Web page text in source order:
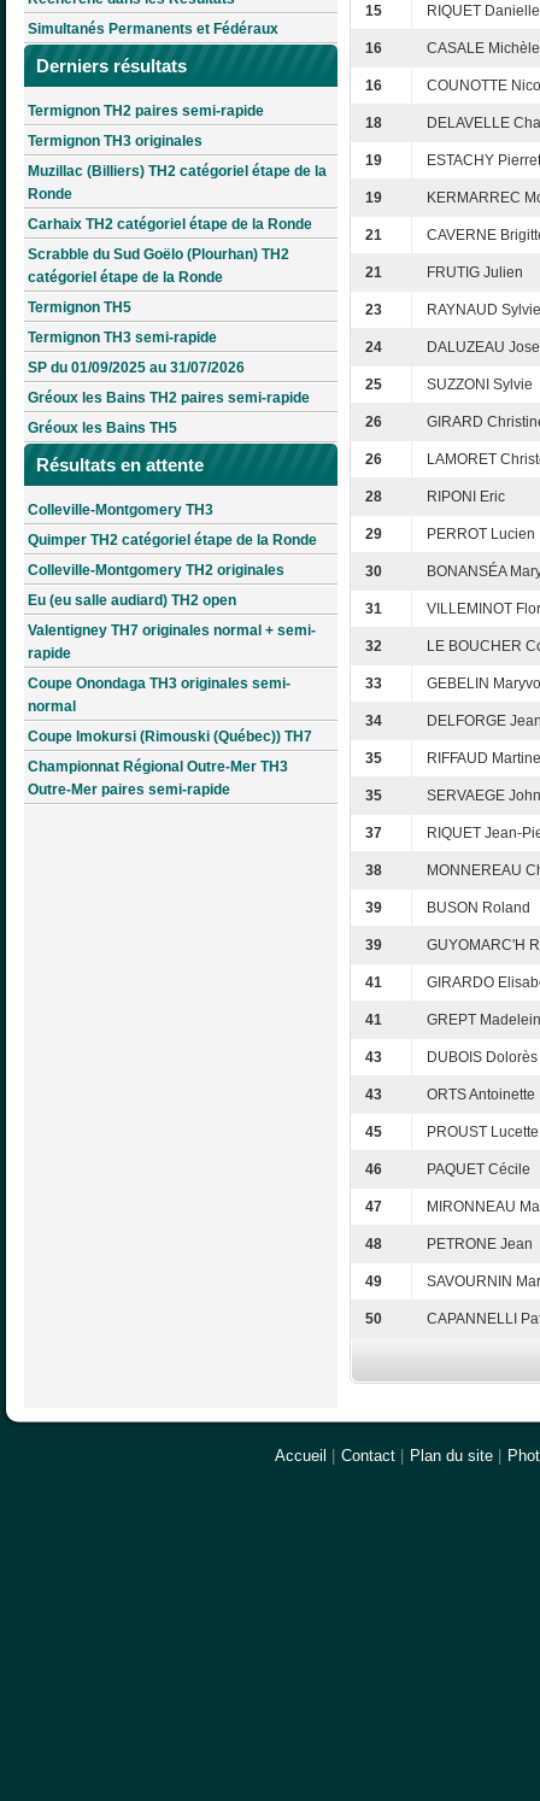
Simultanés Permanents et Fédéraux
Derniers résultats
Termignon TH2 paires semi-rapide
Termignon TH3 originales
Muzillac (Billiers) TH2 catégoriel étape de la
Ronde
Carhaix TH2 catégoriel étape de la Ronde
Scrabble du Sud Goëlo (Plourhan) TH2
catégoriel étape de la Ronde
Termignon TH5
Termignon TH3 semi-rapide
SP du 01/09/2025 au 31/07/2026
Gréoux les Bains TH2 paires semi-rapide
Gréoux les Bains TH5
Résultats en attente
Colleville-Montgomery TH3
Quimper TH2 catégoriel étape de la Ronde
Colleville-Montgomery TH2 originales
Eu (eu salle audiard) TH2 open
Valentigney TH7 originales normal + semi-
rapide
Coupe Onondaga TH3 originales semi-
normal
Coupe Imokursi (Rimouski (Québec)) TH7
Championnat Régional Outre-Mer TH3
Outre-Mer paires semi-rapide
15 RIQUET Danielle
16 CASALE Michèle
16 COUNOTTE
18 DELAVELLE
19 ESTACHY
19 KERMARREC
21 CAVERNE
21 FRUTIG Julien
23 RAYNAUD Sylvie
24 DALUZEAU
25 SUZZONI Sylvie
26 GIRARD
26 LAMORET
28 RIPONI Eric
29 PERROT Lucien
30 BONANSÉA
31 VILLEMINOT
32 LE BOUCHER
33 GEBELIN
34 DELFORGE
35 RIFFAUD Martine
35 SERVAEGE John
37 RIQUET Jean-
38 MONNEREAU
39 BUSON Roland
39 GUYOMARC'H
41 GIRARDO
41 GREPT
43 DUBOIS Dolorès
43 ORTS Antoinette
45 PROUST Lucette
46 PAQUET Cécile
47 MIRONNEAU
48 PETRONE Jean
49 SAVOURNIN
50 CAPANNELLI
Accueil Contact Plan du site